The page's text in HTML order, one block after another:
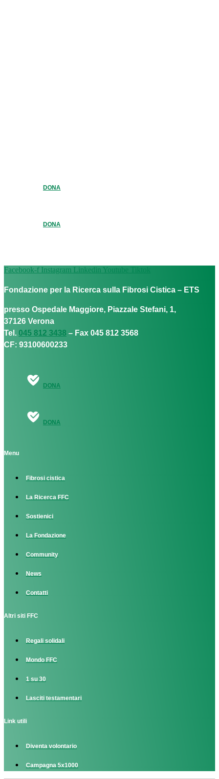
DONA
DONA
Facebook-f Instagram Linkedin Youtube Tiktok
Fondazione per la Ricerca sulla Fibrosi Cistica – ETS
presso Ospedale Maggiore, Piazzale Stefani, 1,
37126 Verona
Tel. 045 812 3438 – Fax 045 812 3568
CF: 93100600233
DONA
DONA
Menu
Fibrosi cistica
La Ricerca FFC
Sostienici
La Fondazione
Community
News
Contatti
Altri siti FFC
Regali solidali
Mondo FFC
1 su 30
Lasciti testamentari
Link utili
Diventa volontario
Campagna 5x1000